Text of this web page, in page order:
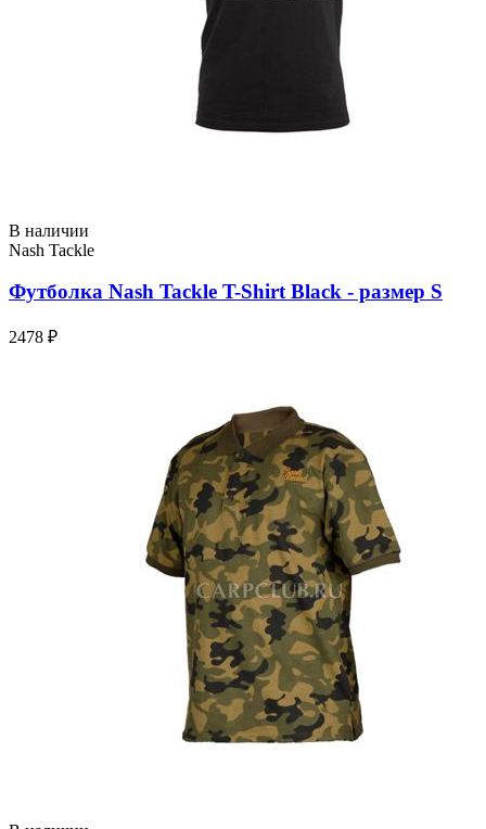
В наличии
Nash Tackle
Футболка Nash Tackle T-Shirt Black - размер S
2478 ₽